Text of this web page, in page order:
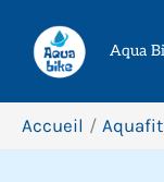
contenu
Aqua
Accueil